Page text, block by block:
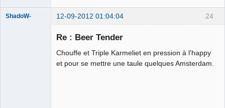
24
ShadoW- 12-09-2012 01:04:04
Re : Beer Tender
Chouffe et Triple Karmeliet en pression à l'happy
et pour se mettre une taule quelques Amsterdam.